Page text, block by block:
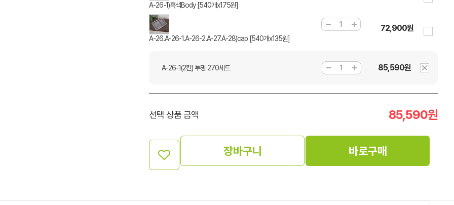
A-26-1)흑색Body [540개x175원]
A-26.A-26-1.A-26-2.A-27.A-28)cap [540개x135원]
72,900원
A-26-1(2칸) 투명 270세트 85,590원
선택 상품 금액 85,590원
장바구니 바로구매